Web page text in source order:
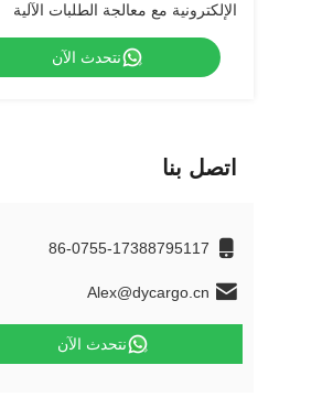
الإلكترونية مع معالجة الطلبات الآلية
نتحدث الآن
اتصل بنا
86-0755-17388795117
Alex@dycargo.cn
نتحدث الآن